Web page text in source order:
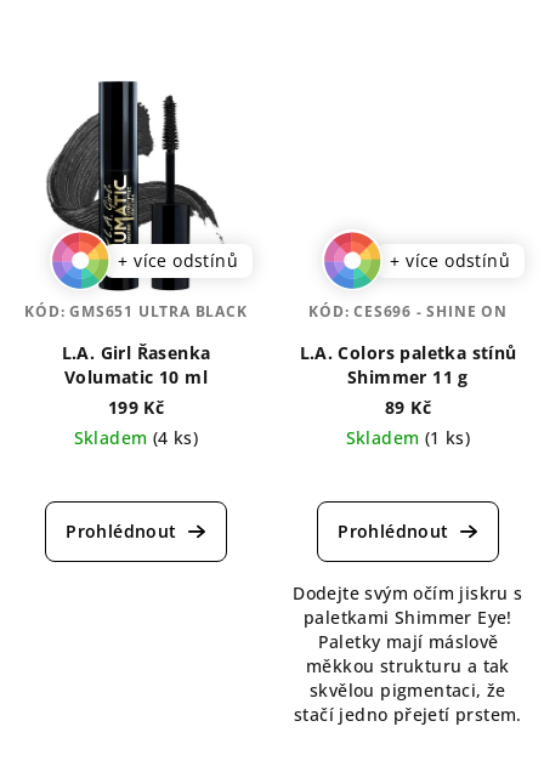
+ více odstínů
L.A. Girl Řasenka
Volumatic 10 ml
199 Kč
Skladem (4 ks)
hodnocení
produktu
KÓD:GMS651 ULTRA BLACK
+ více odstínů
L.A. Colors paletka stínů
Shimmer 11 g
89 Kč
Skladem (1 ks)
hodnocení
produktu
z
5
hvězdiček.
Dodejte svým očím jiskru s
paletkami Shimmer Eye!
Paletky mají máslově
měkkou strukturu a tak
skvělou pigmentaci, že
stačí jedno přejetí prstem.
KÓD:CES696 - SHINE ON